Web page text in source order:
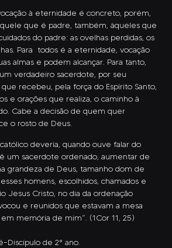
à eternidade é concreto, porém,
que é padre, também, àqueles que
do padre: as ovelhas perdidas, os
Para todos é a eternidade, vocação
almas e podem alcançar. Para tanto,
verdadeiro sacerdote, por seu
recebeu, pela força do Espírito Santo,
e orações que realiza, o caminho à
Cabe a decisão de quem quer
o rosto de Deus.
deveria, quando ouve falar do
um sacerdote ordenado, aumentar de
grandeza de Deus, tamanho dom de
homens, escolhidos, chamados e
Jesus Cristo, no dia da ordenação
e reunidos que estavam a mesa
memória de mim”. (1Cor 11, 25)
Discípulo de 2° ano.